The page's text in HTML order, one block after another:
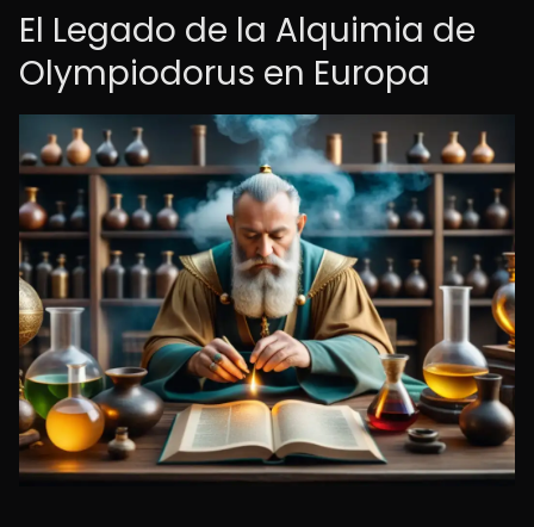
El Legado de la Alquimia de
Olympiodorus en Europa